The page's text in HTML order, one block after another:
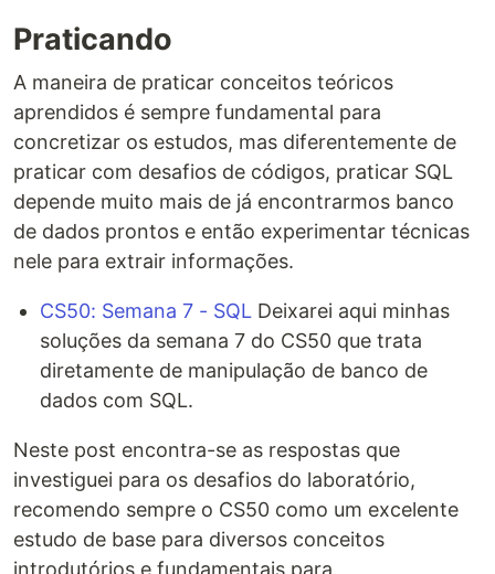
Praticando
A maneira de praticar conceitos teóricos
aprendidos é sempre fundamental para
concretizar os estudos, mas diferentemente de
praticar com desafios de códigos, praticar SQL
depende muito mais de já encontrarmos banco
de dados prontos e então experimentar técnicas
nele para extrair informações.
CS50: Semana 7 - SQL Deixarei aqui minhas
soluções da semana 7 do CS50 que trata
diretamente de manipulação de banco de
dados com SQL.
Neste post encontra-se as respostas que
investiguei para os desafios do laboratório,
recomendo sempre o CS50 como um excelente
estudo de base para diversos conceitos
introdutórios e fundamentais para